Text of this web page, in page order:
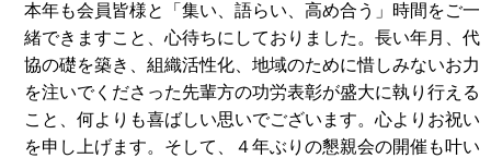
本年も会員皆様と「集い、語らい、高め合う」時間をご一
緒できますこと、心待ちにしておりました。長い年月、代
協の礎を築き、組織活性化、地域のために惜しみないお力
を注いでくださった先輩方の功労表彰が盛大に執り行える
こと、何よりも喜ばしい思いでございます。心よりお祝い
を申し上げます。そして、４年ぶりの懇親会の開催も叶い